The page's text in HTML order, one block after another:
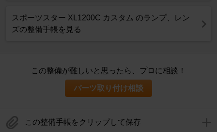
スポーツスター XL1200C カスタム のランプ、レン
ズの整備手帳を見る
この整備が難しいと思ったら、プロに相談！
パーツ取り付け相談
この整備手帳をクリップして保存